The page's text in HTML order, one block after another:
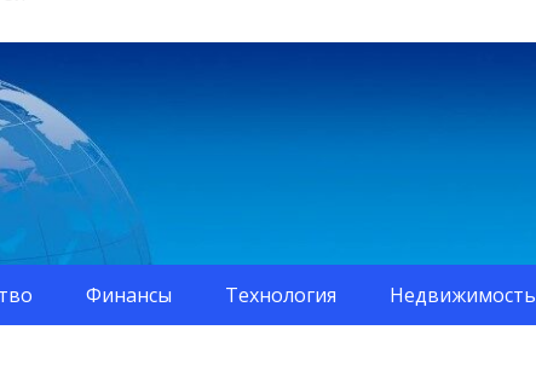
Финансы Технология Недвижимость